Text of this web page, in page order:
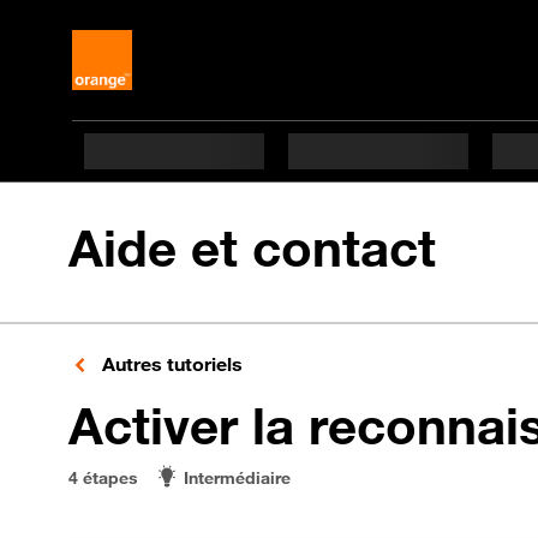
Aide et contact
Autres tutoriels
Activer la
4 étapes Intermédiaire